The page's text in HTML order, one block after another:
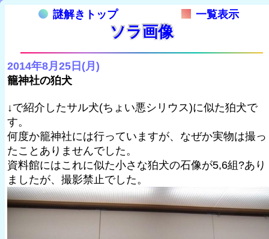
謎解きトップ 一覧表示
ソラ画像
2014年8月25日(月)
籠神社の狛犬
↓で紹介したサル犬(ちょい悪シリウス)に似た狛犬で
す。
何度か籠神社には行っていますが、なぜか実物は撮っ
たことありませんでした。
資料館にはこれに似た小さな狛犬の石像が5,6組?あり
ましたが、撮影禁止でした。